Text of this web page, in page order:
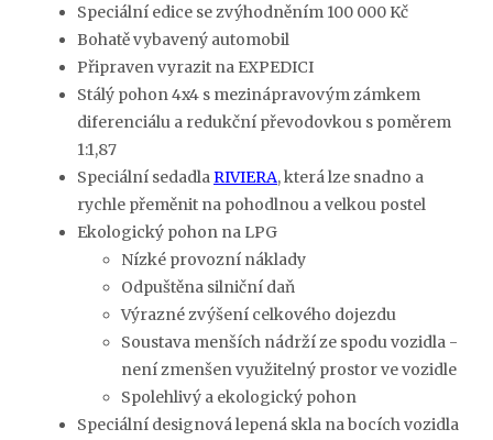
Speciální edice se zvýhodněním 100 000 Kč
Bohatě vybavený automobil
Připraven vyrazit na EXPEDICI
Stálý pohon 4x4 s mezinápravovým zámkem
diferenciálu a redukční převodovkou s poměrem
1:1,87
Speciální sedadla RIVIERA, která lze snadno a
rychle přeměnit na pohodlnou a velkou postel
Ekologický pohon na LPG
Nízké provozní náklady
Odpuštěna silniční daň
Výrazné zvýšení celkového dojezdu
Soustava menších nádrží ze spodu vozidla -
není zmenšen využitelný prostor ve vozidle
Spolehlivý a ekologický pohon
Speciální designová lepená skla na bocích vozidla